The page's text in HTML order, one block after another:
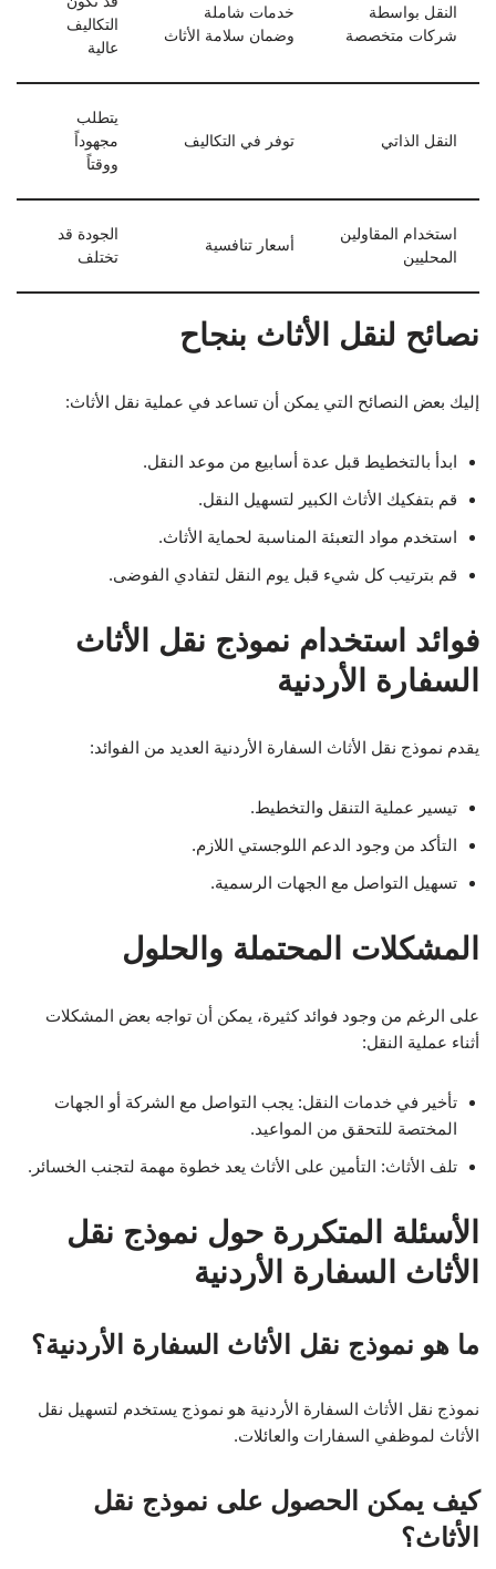
النقل بواسطة
شركات متخصصة
خدمات شاملة
وضمان سلامة الأثاث
التكاليف
عالية
النقل الذاتي توفر في التكاليف
يتطلب
مجهوداً
ووقتاً
استخدام المقاولين
المحليين
أسعار تنافسية
الجودة قد
تختلف
نصائح لنقل الأثاث بنجاح
إليك بعض النصائح التي يمكن أن تساعد في عملية نقل الأثاث:
ابدأ بالتخطيط قبل عدة أسابيع من موعد النقل.
قم بتفكيك الأثاث الكبير لتسهيل النقل.
استخدم مواد التعبئة المناسبة لحماية الأثاث.
قم بترتيب كل شيء قبل يوم النقل لتفادي الفوضى.
فوائد استخدام نموذج نقل الأثاث
السفارة الأردنية
يقدم نموذج نقل الأثاث السفارة الأردنية العديد من الفوائد:
تيسير عملية التنقل والتخطيط.
التأكد من وجود الدعم اللوجستي اللازم.
تسهيل التواصل مع الجهات الرسمية.
المشكلات المحتملة والحلول
على الرغم من وجود فوائد كثيرة، يمكن أن تواجه بعض المشكلات
أثناء عملية النقل:
تأخير في خدمات النقل: يجب التواصل مع الشركة أو الجهات
المختصة للتحقق من المواعيد.
تلف الأثاث: التأمين على الأثاث يعد خطوة مهمة لتجنب الخسائر.
الأسئلة المتكررة حول نموذج نقل
الأثاث السفارة الأردنية
ما هو نموذج نقل الأثاث السفارة الأردنية؟
نموذج نقل الأثاث السفارة الأردنية هو نموذج يستخدم لتسهيل نقل
الأثاث لموظفي السفارات والعائلات.
كيف يمكن الحصول على نموذج نقل
الأثاث؟